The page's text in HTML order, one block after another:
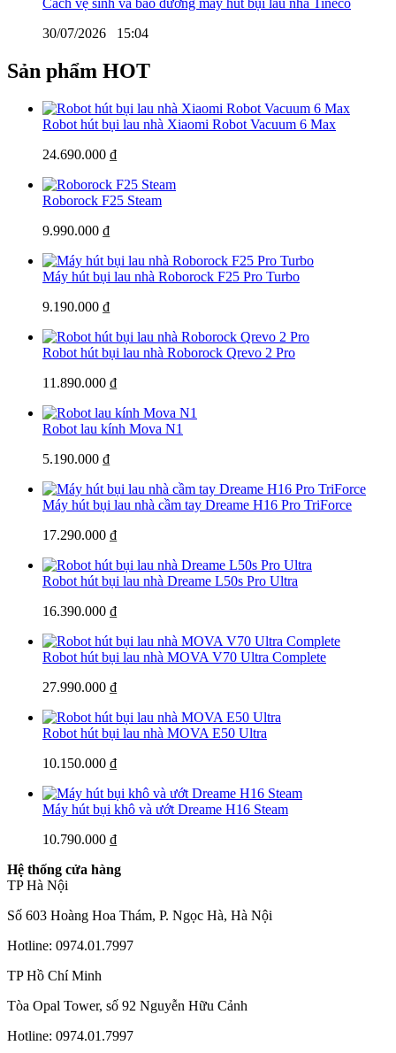
Cách vệ sinh và bảo dưỡng máy hút bụi lau nhà Tineco
30/07/2026 15:04
Sản phẩm HOT
Robot hút bụi lau nhà Xiaomi Robot Vacuum 6 Max
24.690.000 ₫
Roborock F25 Steam
9.990.000 ₫
Máy hút bụi lau nhà Roborock F25 Pro Turbo
9.190.000 ₫
Robot hút bụi lau nhà Roborock Qrevo 2 Pro
11.890.000 ₫
Robot lau kính Mova N1
5.190.000 ₫
Máy hút bụi lau nhà cầm tay Dreame H16 Pro TriForce
17.290.000 ₫
Robot hút bụi lau nhà Dreame L50s Pro Ultra
16.390.000 ₫
Robot hút bụi lau nhà MOVA V70 Ultra Complete
27.990.000 ₫
Robot hút bụi lau nhà MOVA E50 Ultra
10.150.000 ₫
Máy hút bụi khô và ướt Dreame H16 Steam
10.790.000 ₫
Hệ thống cửa hàng
TP Hà Nội
Số 603 Hoàng Hoa Thám, P. Ngọc Hà, Hà Nội
Hotline: 0974.01.7997
TP Hồ Chí Minh
Tòa Opal Tower, số 92 Nguyễn Hữu Cảnh
Hotline: 0974.01.7997